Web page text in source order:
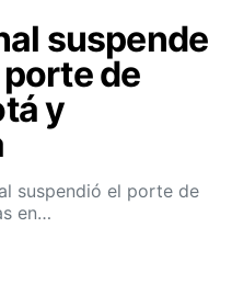
suspende
de
y
suspendió el porte de
en…